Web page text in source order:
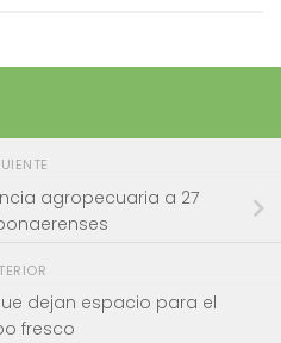
agropecuaria a 27
dejan espacio para el
fresco